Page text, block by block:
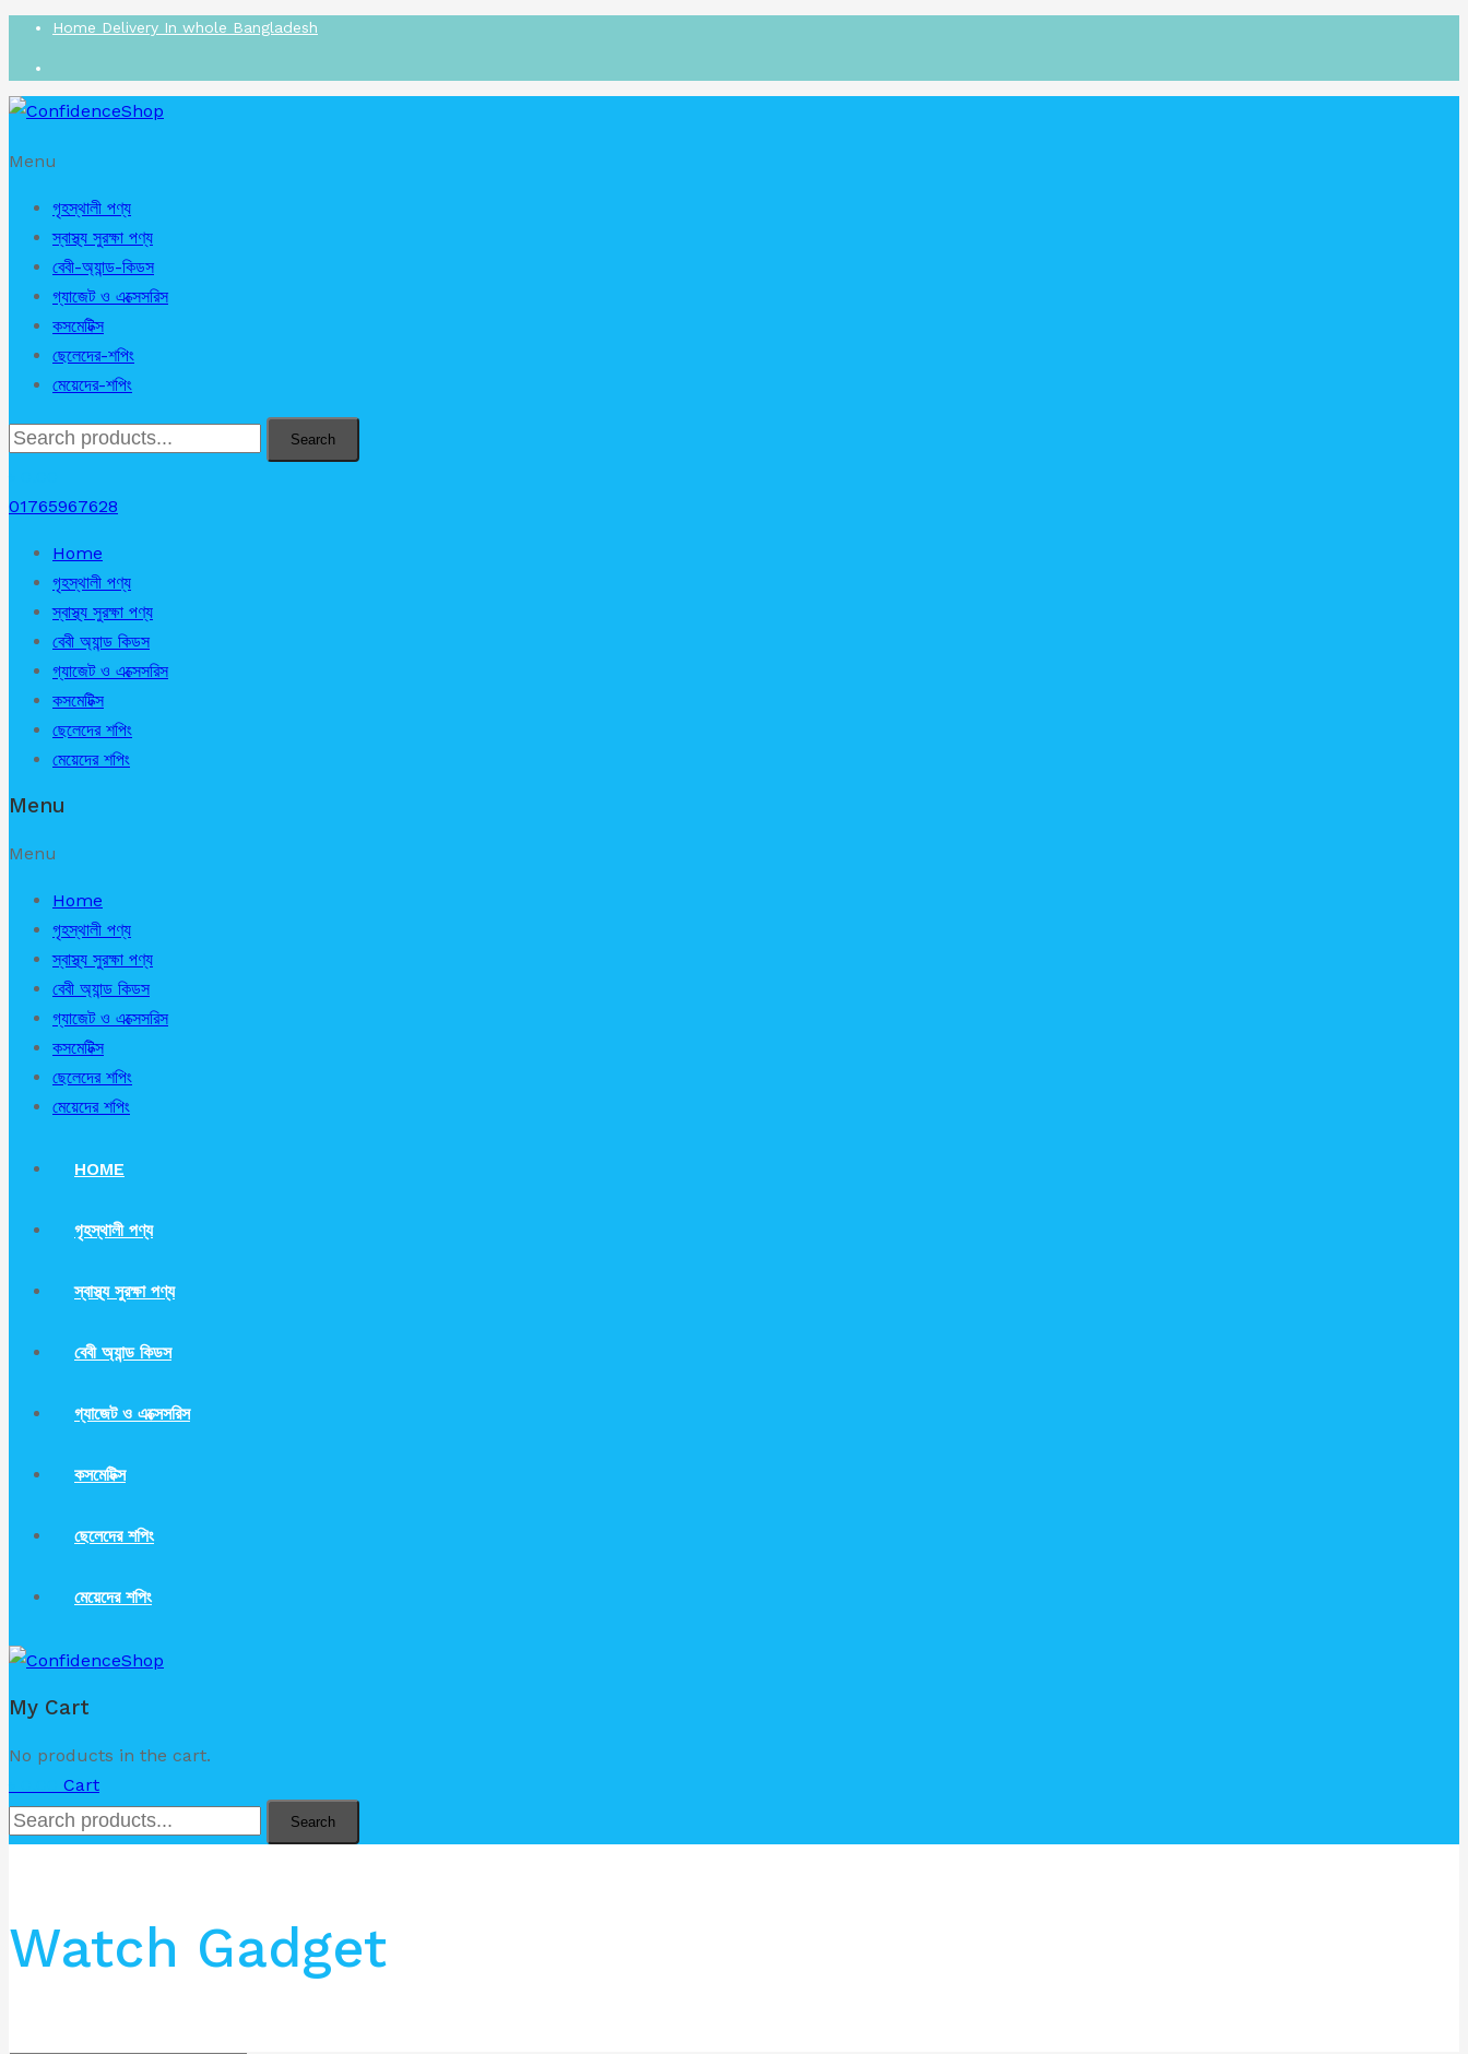
Home Delivery In whole Bangladesh
Menu
গৃহস্থালী পণ্য
স্বাস্থ্য সুরক্ষা পণ্য
বেবী-অ্যান্ড-কিডস
গ্যাজেট ও এক্সেসরিস
কসমেটিক্স
ছেলেদের-শপিং
মেয়েদের-শপিং
Search
01765967628
Home
গৃহস্থালী পণ্য
স্বাস্থ্য সুরক্ষা পণ্য
বেবী অ্যান্ড কিডস
গ্যাজেট ও এক্সেসরিস
কসমেটিক্স
ছেলেদের শপিং
মেয়েদের শপিং
Menu
Menu
Home
গৃহস্থালী পণ্য
স্বাস্থ্য সুরক্ষা পণ্য
বেবী অ্যান্ড কিডস
গ্যাজেট ও এক্সেসরিস
কসমেটিক্স
ছেলেদের শপিং
মেয়েদের শপিং
HOME
গৃহস্থালী পণ্য
স্বাস্থ্য সুরক্ষা পণ্য
বেবী অ্যান্ড কিডস
গ্যাজেট ও এক্সেসরিস
কসমেটিক্স
ছেলেদের শপিং
মেয়েদের শপিং
My Cart
No products in the cart.
Cart
Search
Watch Gadget